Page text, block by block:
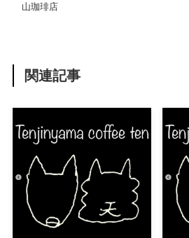
山珈琲店
関連記事